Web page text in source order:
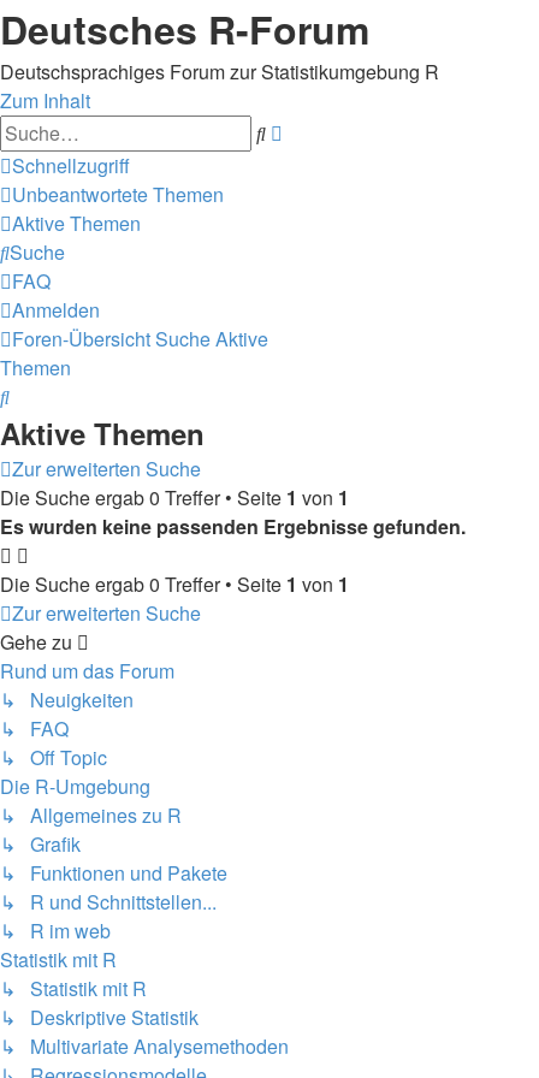
Deutsches R-Forum
Deutschsprachiges Forum zur Statistikumgebung R
Zum Inhalt
Suche
Schnellzugriff
Unbeantwortete Themen
Aktive Themen
Suche
FAQ
Anmelden
Foren-ÜbersichtSucheAktive
Themen
Suche
Aktive Themen
Zur erweiterten Suche
Die Suche ergab 0 Treffer • Seite 1 von 1
Es wurden keine passenden Ergebnisse gefunden.
Die Suche ergab 0 Treffer • Seite 1 von 1
Zur erweiterten Suche
Gehe zu
Rund um das Forum
↳ Neuigkeiten
↳ FAQ
↳ Off Topic
Die R-Umgebung
↳ Allgemeines zu R
↳ Grafik
↳ Funktionen und Pakete
↳ R und Schnittstellen...
↳ R im web
Statistik mit R
↳ Statistik mit R
↳ Deskriptive Statistik
↳ Multivariate Analysemethoden